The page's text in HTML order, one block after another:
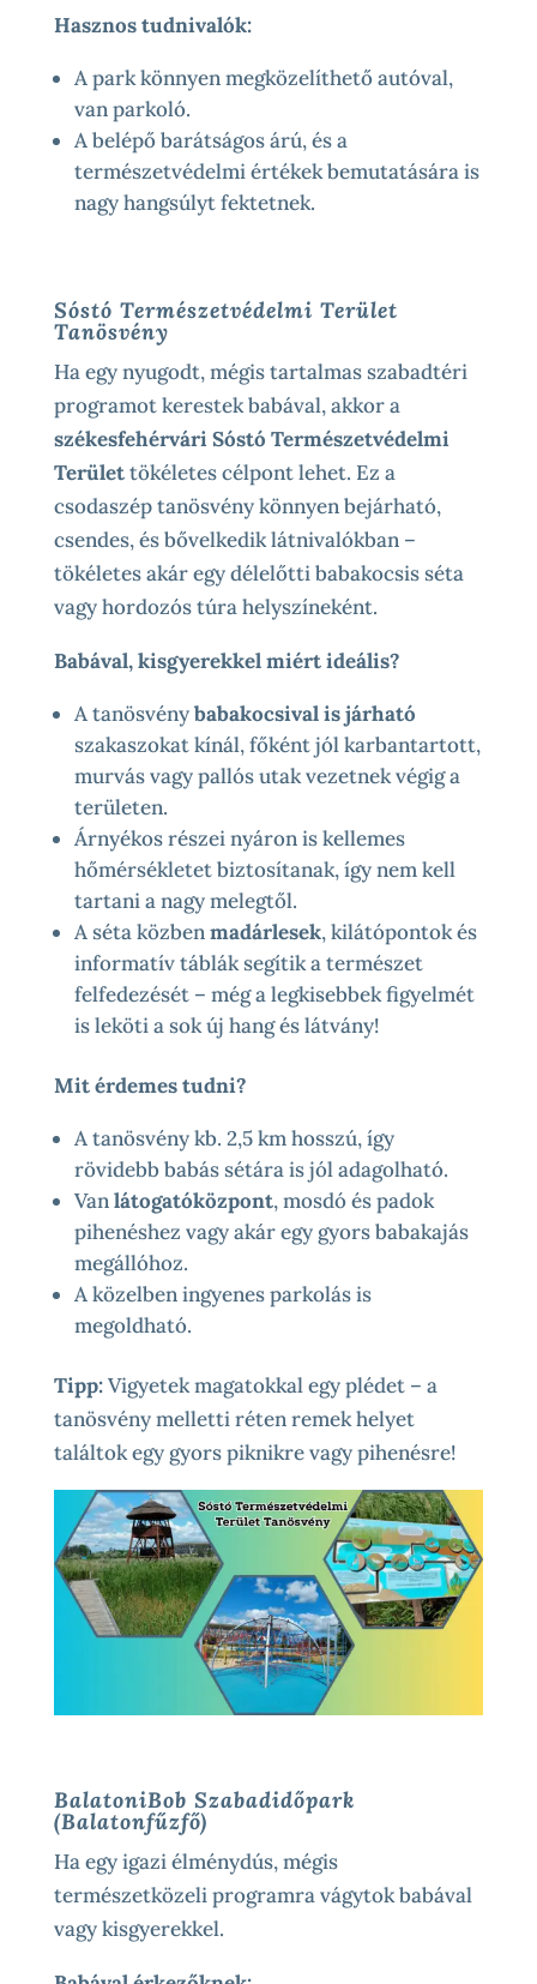
Hasznos tudnivalók:
A park könnyen megközelíthető autóval,
van parkoló.
A belépő barátságos árú, és a
természetvédelmi értékek bemutatására is
nagy hangsúlyt fektetnek.
Sóstó Természetvédelmi Terület
Tanösvény
Ha egy nyugodt, mégis tartalmas szabadtéri
programot kerestek babával, akkor a
székesfehérvári Sóstó Természetvédelmi
Területtökéletes célpont lehet. Ez a
csodaszép tanösvény könnyen bejárható,
csendes, és bővelkedik látnivalókban –
tökéletes akár egy délelőtti babakocsis séta
vagy hordozós túra helyszíneként.
Babával, kisgyerekkel miért ideális?
A tanösvénybabakocsival is járható
szakaszokat kínál, főként jól karbantartott,
murvás vagy pallós utak vezetnek végig a
területen.
Árnyékos részei nyáron is kellemes
hőmérsékletet biztosítanak, így nem kell
tartani a nagy melegtől.
A séta közbenmadárlesek, kilátópontok és
informatív táblák segítik a természet
felfedezését – még a legkisebbek figyelmét
is leköti a sok új hang és látvány!
Mit érdemes tudni?
A tanösvény kb. 2,5 km hosszú, így
rövidebb babás sétára is jól adagolható.
Vanlátogatóközpont, mosdó és padok
pihenéshez vagy akár egy gyors babakajás
megállóhoz.
A közelben ingyenes parkolás is
megoldható.
Tipp:Vigyetek magatokkal egy plédet – a
tanösvény melletti réten remek helyet
találtok egy gyors piknikre vagy pihenésre!
BalatoniBob Szabadidőpark
(Balatonfűzfő)
Ha egy igazi élménydús, mégis
természetközeli programra vágytok babával
vagy kisgyerekkel.